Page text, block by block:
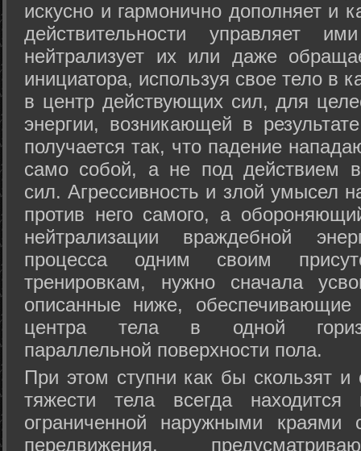
искусно и гармонично дополняет и
действительности управляет
нейтрализует их или даже
инициатора, используя свое тело в
в центр действующих сил, для
энергии, возникающей в
получается так, что падение
само собой, а не под действием
сил. Агрессивность и злой умысел
против него самого, а
нейтрализации враждебной
процесса одним своим
тренировкам, нужно сначала
описанные ниже, обеспечивающие
центра тела в одной
параллельной поверхности пола.
При этом ступни как бы скользят
тяжести тела всегда
ограниченной наружными краями
передвижения,